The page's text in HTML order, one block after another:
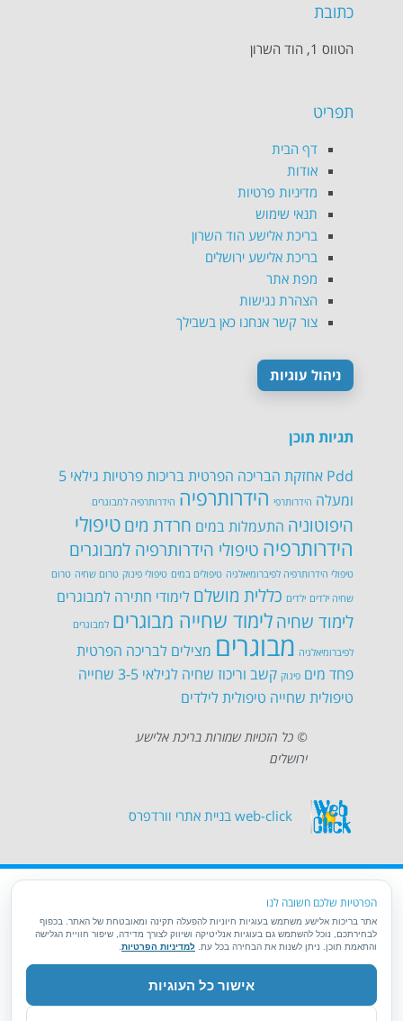
כתובת
הטווס 1, הוד השרון
תפריט
דף הבית
אודות
מדיניות פרטיות
תנאי שימוש
בריכת אלישע הוד השרון
בריכת אלישע ירושלים
מפת אתר
הצהרת נגישות
צור קשר אנחנו כאן בשבילך
ניהול עוגיות
תגיות תוכן
Pdd אחזקת הבריכה הפרטיתבריכות פרטיות
גילאי 5
ומעלה הידרותרפי הידרותרפיה הידרותרפיה למבוגרים
היפוטוניה התעמלות במים חרדת מיםטיפולי
הידרותרפיה טיפולי הידרותרפיה למבוגרים
טיפולי הידרותרפיה לפיברומיאלגיה טיפולים במים טיפולי פינוק טרום שחיה טרום
שחיה ילדים ילדים כללית מושלם לימודי חתירה למבוגרים
לימוד שחיהלימוד שחייה מבוגרים למבוגרים
לפיברומיאלגיה מבוגרים מצילים לבריכה הפרטית
פחד מים פינוק קשב וריכוז שחיה לגילאי 3-5
שחייה
טיפולית שחייה טיפולית לילדים
© כל הזכויות שמורות בריכת אלישע
ירושלים
web-click בניית אתרי וורדפרס
הפרטיות שלכם חשובה לנו
אתר בריכות אלישע משתמש בעוגיות חיוניות להפעלה תקינה ומאובטחת של האתר. בכפוף
לבחירתכם, נוכל להשתמש גם בעוגיות אנליטיקה ושיווק לצורך מדידה, שיפור חוויית הגלישה
והתאמת תוכן. ניתן לשנות את הבחירה בכל עת. למדיניות הפרטיות
אישור כל העוגיות